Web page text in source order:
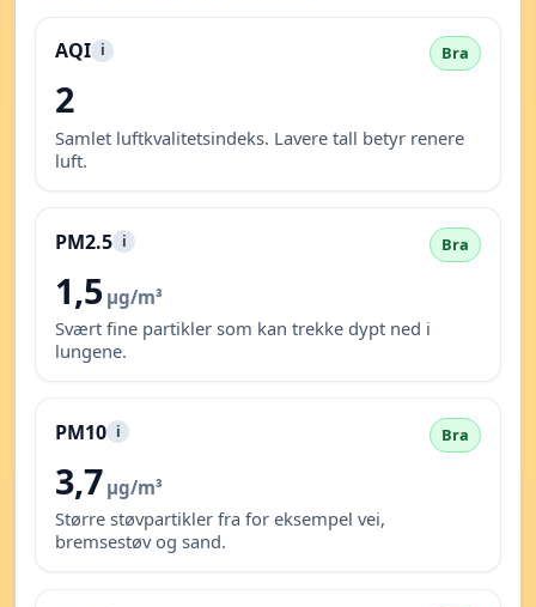
AQI i Bra
2
Samlet luftkvalitetsindeks. Lavere tall betyr renere
luft.
PM2.5 i Bra
1,5 µg/m³
Svært fine partikler som kan trekke dypt ned i
lungene.
PM10 i Bra
3,7 µg/m³
Større støvpartikler fra for eksempel vei,
bremsestøv og sand.